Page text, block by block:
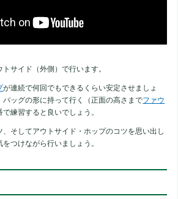
トサイド（外側）で行います。
が連続で何回でもできるくらい安定させましょ
バッグの形に持って行く（正面の高さまでファウ
練習すると良いでしょう。
そしてアウトサイド・ホップのコツを思い出し
つけながら行いましょう。